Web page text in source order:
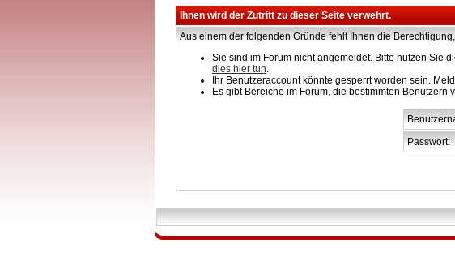
Ihnen wird der Zutritt zu dieser Seite verwehrt.
Aus einem der folgenden Gründe fehlt Ihnen die
Sie sind im Forum nicht angemeldet. Bitte nutzen Sie
dies hier tun.
Ihr Benutzeraccount könnte gesperrt worden sein.
Es gibt Bereiche im Forum, die bestimmten
Passwort: